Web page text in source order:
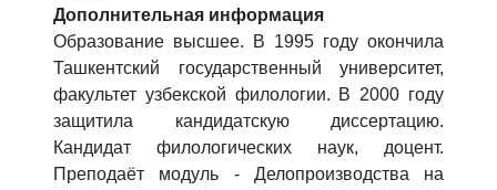
Дополнительная информация
Образование высшее. В 1995 году окончила
Ташкентский государственный университет,
факультет узбекской филологии. В 2000 году
защитила кандидатскую диссертацию.
Кандидат филологических наук, доцент.
Преподаёт модуль - Делопроизводства на